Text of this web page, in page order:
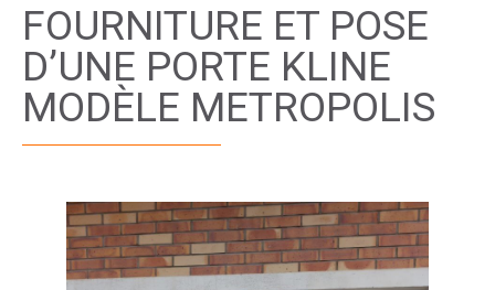
FOURNITURE ET POSE
D’UNE PORTE KLINE
MODÈLE METROPOLIS